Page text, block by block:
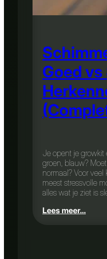
Goed
Je opent je
groen, blauw?
normaal? Voor
meest stressvolle
alles wat je ziet is
Lees meer...